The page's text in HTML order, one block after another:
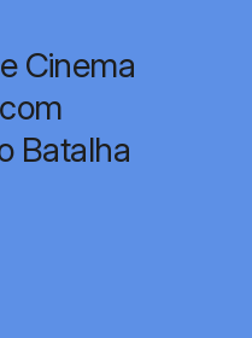
Cinema
Batalha